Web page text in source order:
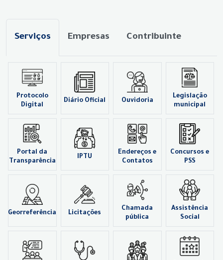
Serviços Empresas Contribuinte
Protocolo
Digital
Diário Oficial Ouvidoria
Legislação
municipal
Portal da
Transparência
IPTU
Endereços e
Contatos
Concursos e
PSS
Georreferência Licitações
Chamada
pública
Assistência
Social